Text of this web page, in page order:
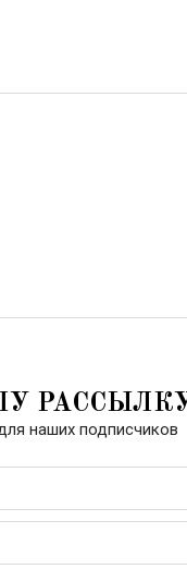
наших подписчиков